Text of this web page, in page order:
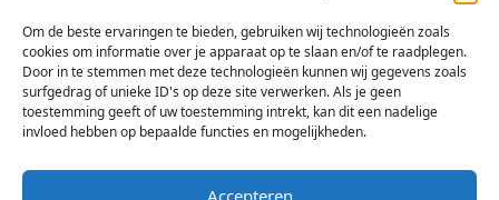
Om de beste ervaringen te bieden, gebruiken wij technologieën zoals
cookies om informatie over je apparaat op te slaan en/of te raadplegen.
Door in te stemmen met deze technologieën kunnen wij gegevens zoals
surfgedrag of unieke ID's op deze site verwerken. Als je geen
toestemming geeft of uw toestemming intrekt, kan dit een nadelige
invloed hebben op bepaalde functies en mogelijkheden.
Accepteren